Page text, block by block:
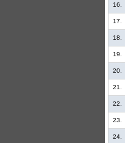
16.
17.
18.
19.
20.
21.
22.
23.
24.